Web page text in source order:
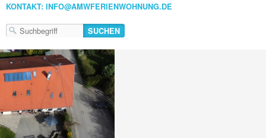
KONTAKT: INFO@AMWFERIENWOHNUNG.DE